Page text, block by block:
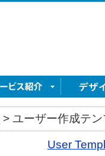
> ユーザー作成テ
User